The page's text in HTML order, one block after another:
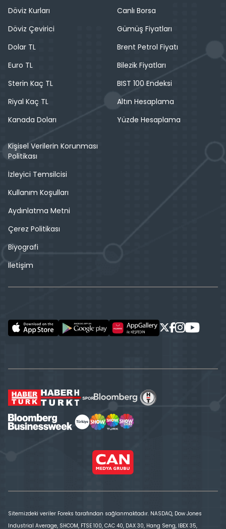
Döviz Kurları
Döviz Çevirici
Dolar TL
Euro TL
Sterin Kaç TL
Riyal Kaç TL
Kanada Doları
Canlı Borsa
Gümüş Fiyatları
Brent Petrol Fiyatı
Bilezik Fiyatları
BIST 100 Endeksi
Altın Hesaplama
Yüzde Hesaplama
Kişisel Verilerin Korunması
Politikası
İzleyici Temsilcisi
Kullanım Koşulları
Aydınlatma Metni
Çerez Politikası
Biyografi
İletişim
Sitemizdeki veriler Foreks tarafından sağlanmaktadır. NASDAQ, Dow Jones
Industrial Average, SHCOM, FTSE 100, CAC 40, DAX 30, Hang Seng, IBEX 35,